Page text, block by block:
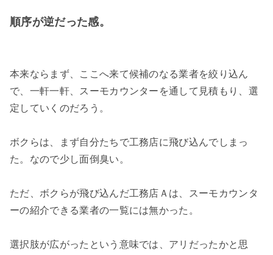
順序が逆だった感。
本来ならまず、ここへ来て候補のなる業者を絞り込ん
で、一軒一軒、スーモカウンターを通して見積もり、選
定していくのだろう。
ボクらは、まず自分たちで工務店に飛び込んでしまっ
た。なので少し面倒臭い。
ただ、ボクらが飛び込んだ工務店Ａは、スーモカウンタ
ーの紹介できる業者の一覧には無かった。
選択肢が広がったという意味では、アリだったかと思